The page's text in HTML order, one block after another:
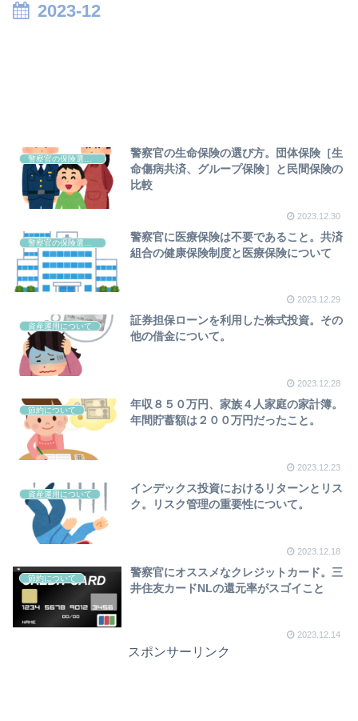
2023-12
警察官の生命保険の選び方。団体保険［生
命傷病共済、グループ保険］と民間保険の
比較
2023.12.30
警察官に医療保険は不要であること。共済
組合の健康保険制度と医療保険について
2023.12.29
資産運用について
証券担保ローンを利用した株式投資。その
他の借金について。
2023.12.28
節約について
年収８５０万円、家族４人家庭の家計簿。
年間貯蓄額は２００万円だったこと。
2023.12.23
資産運用について
インデックス投資におけるリターンとリス
ク。リスク管理の重要性について。
2023.12.18
節約について
警察官にオススメなクレジットカード。三
井住友カードNLの還元率がスゴイこと
2023.12.14
スポンサーリンク